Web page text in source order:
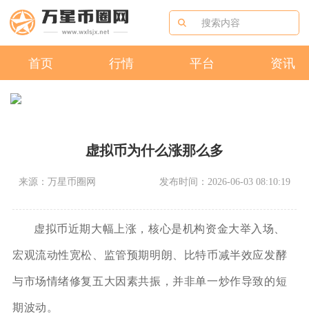
首页 行情 平台 资讯
虚拟币为什么涨那么多
来源：万星币圈网 发布时间：2026-06-03 08:10:19
虚拟币近期大幅上涨，核心是机构资金大举入场、
宏观流动性宽松、监管预期明朗、比特币减半效应发酵
与市场情绪修复五大因素共振，并非单一炒作导致的短
期波动。